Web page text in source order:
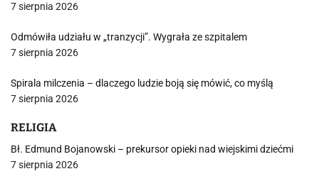
7 sierpnia 2026
Odmówiła udziału w „tranzycji”. Wygrała ze szpitalem
7 sierpnia 2026
Spirala milczenia – dlaczego ludzie boją się mówić, co myślą
7 sierpnia 2026
RELIGIA
Bł. Edmund Bojanowski – prekursor opieki nad wiejskimi dziećmi
7 sierpnia 2026